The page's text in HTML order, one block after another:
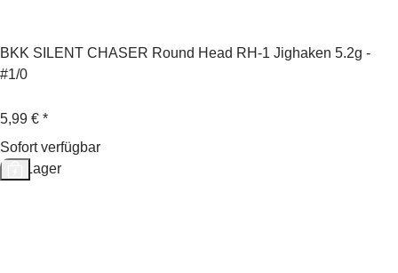
BKK SILENT CHASER Round Head RH-1 Jighaken 5.2g -
#1/0
5,99 € *
Sofort verfügbar
Auf Lager